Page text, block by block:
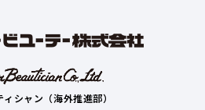
シャン（海外推進部）